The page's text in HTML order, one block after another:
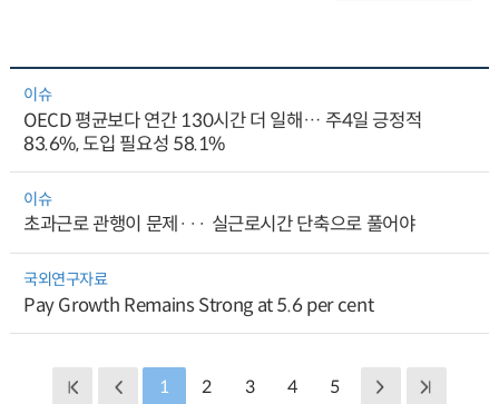
이슈
OECD 평균보다 연간 130시간 더 일해… 주4일 긍정적
83.6%, 도입 필요성 58.1%
이슈
초과근로 관행이 문제··· 실근로시간 단축으로 풀어야
국외연구자료
Pay Growth Remains Strong at 5.6 per cent
1 2 3 4 5